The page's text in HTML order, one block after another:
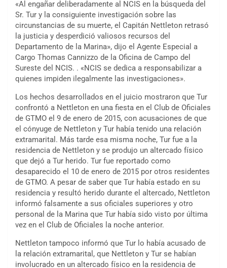
«Al engañar deliberadamente al NCIS en la búsqueda del
Sr. Tur y la consiguiente investigación sobre las
circunstancias de su muerte, el Capitán Nettleton retrasó
la justicia y desperdició valiosos recursos del
Departamento de la Marina», dijo el Agente Especial a
Cargo Thomas Cannizzo de la Oficina de Campo del
Sureste del NCIS. . «NCIS se dedica a responsabilizar a
quienes impiden ilegalmente las investigaciones».
Los hechos desarrollados en el juicio mostraron que Tur
confrontó a Nettleton en una fiesta en el Club de Oficiales
de GTMO el 9 de enero de 2015, con acusaciones de que
el cónyuge de Nettleton y Tur había tenido una relación
extramarital. Más tarde esa misma noche, Tur fue a la
residencia de Nettleton y se produjo un altercado físico
que dejó a Tur herido. Tur fue reportado como
desaparecido el 10 de enero de 2015 por otros residentes
de GTMO. A pesar de saber que Tur había estado en su
residencia y resultó herido durante el altercado, Nettleton
informó falsamente a sus oficiales superiores y otro
personal de la Marina que Tur había sido visto por última
vez en el Club de Oficiales la noche anterior.
Nettleton tampoco informó que Tur lo había acusado de
la relación extramarital, que Nettleton y Tur se habían
involucrado en un altercado físico en la residencia de